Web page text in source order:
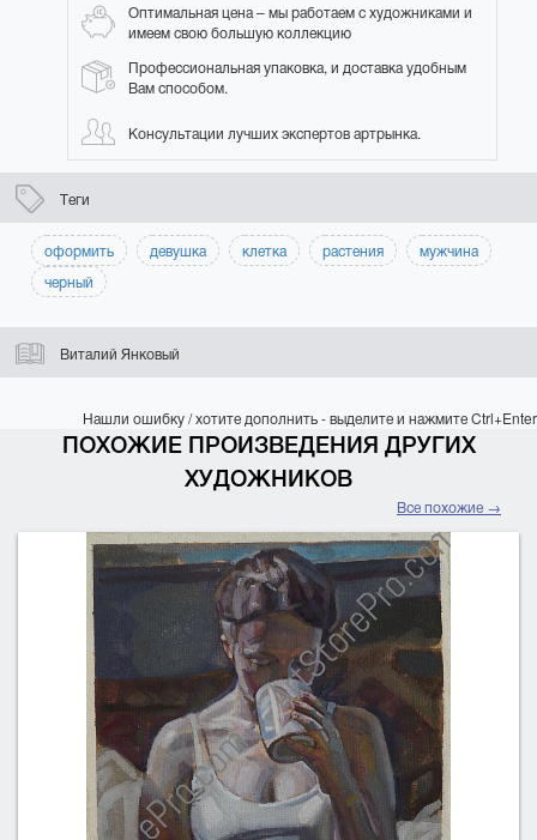
Оптимальная цена – мы работаем с художниками и
имеем свою большую коллекцию
Профессиональная упаковка, и доставка удобным
Вам способом.
Консультации лучших экспертов артрынка.
Теги
оформить девушка клетка растения
мужчина
черный
Виталий Янковый
Нашли ошибку / хотите дополнить - выделите и нажмите Ctrl+Enter
ПОХОЖИЕ ПРОИЗВЕДЕНИЯ ДРУГИХ
ХУДОЖНИКОВ
Все похожие →